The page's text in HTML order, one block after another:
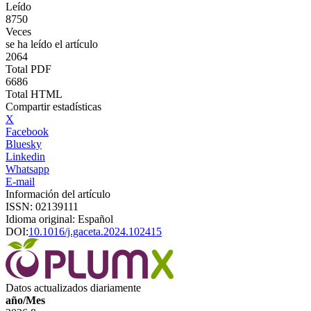
Leído
8750
Veces
se ha leído el artículo
2064
Total PDF
6686
Total HTML
Compartir estadísticas
X
Facebook
Bluesky
Linkedin
Whatsapp
E-mail
Información del artículo
ISSN: 02139111
Idioma original: Español
DOI:10.1016/j.gaceta.2024.102415
Datos actualizados diariamente
año/Mes